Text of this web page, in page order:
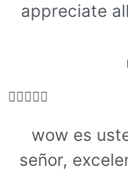
appreciate

wow es
señor,